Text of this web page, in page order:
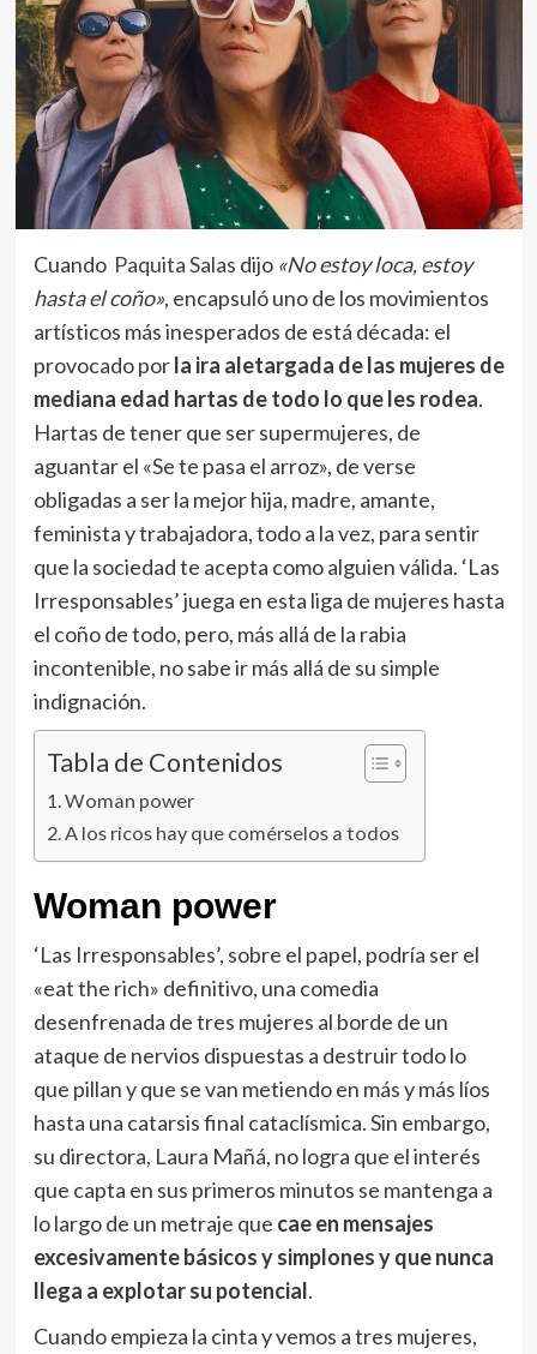
Cuando Paquita Salas dijo «No estoy loca, estoy
hasta el coño», encapsuló uno de los movimientos
artísticos más inesperados de está década: el
provocado porla ira aletargada de las mujeres de
mediana edad hartas de todo lo que les rodea.
Hartas de tener que ser supermujeres, de
aguantar el «Se te pasa el arroz», de verse
obligadas a ser la mejor hija, madre, amante,
feminista y trabajadora, todo a la vez, para sentir
que la sociedad te acepta como alguien válida. ‘Las
Irresponsables’ juega en esta liga de mujeres hasta
el coño de todo, pero, más allá de la rabia
incontenible, no sabe ir más allá de su simple
indignación.
Tabla de Contenidos
Woman power
A los ricos hay que comérselos a todos
Woman power
‘Las Irresponsables’, sobre el papel, podría ser el
«eat the rich» definitivo, una comedia
desenfrenada de tres mujeres al borde de un
ataque de nervios dispuestas a destruir todo lo
que pillan y que se van metiendo en más y más líos
hasta una catarsis final cataclísmica. Sin embargo,
su directora, Laura Mañá, no logra que el interés
que capta en sus primeros minutos se mantenga a
lo largo de un metraje que cae en mensajes
excesivamente básicos y simplones y que nunca
llega a explotar su potencial.
Cuando empieza la cinta y vemos a tres mujeres,